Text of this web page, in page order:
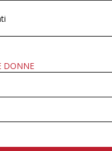
DONNE